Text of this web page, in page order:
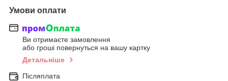
Умови оплати
Ви отримаєте замовлення
або гроші повернуться на вашу картку
Детальніше
Післяплата